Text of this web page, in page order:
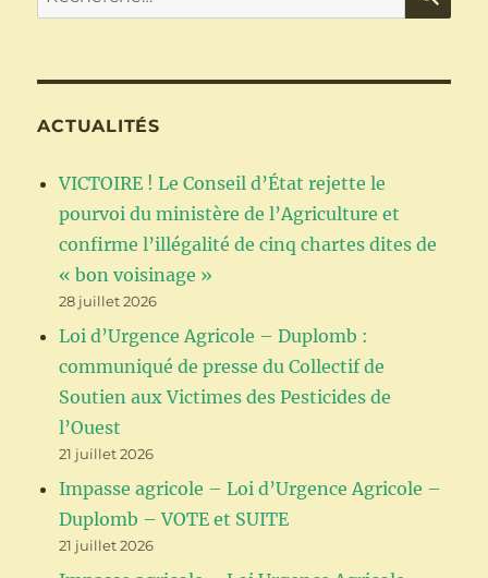
pour :
ACTUALITÉS
VICTOIRE ! Le Conseil d’État rejette le
pourvoi du ministère de l’Agriculture et
confirme l’illégalité de cinq chartes dites de
« bon voisinage »
28 juillet 2026
Loi d’Urgence Agricole – Duplomb :
communiqué de presse du Collectif de
Soutien aux Victimes des Pesticides de
l’Ouest
21 juillet 2026
Impasse agricole – Loi d’Urgence Agricole –
Duplomb – VOTE et SUITE
21 juillet 2026